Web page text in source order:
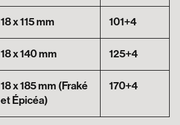
18 x 115 mm 101+4
18 x 140 mm 125+4
18 x 185 mm (Fraké
et Épicéa)
170+4